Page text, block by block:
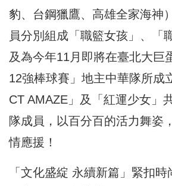
豹、台鋼獵鷹、高雄全家海神
員分別組成「職籃女孩」、「
及為今年11月即將在臺北大巨
12強棒球賽」地主中華隊所成
CT AMAZE」及「紅運少女」
隊成員，以百分百的活力舞姿
情應援！
「文化盛綻 永續新篇」緊扣